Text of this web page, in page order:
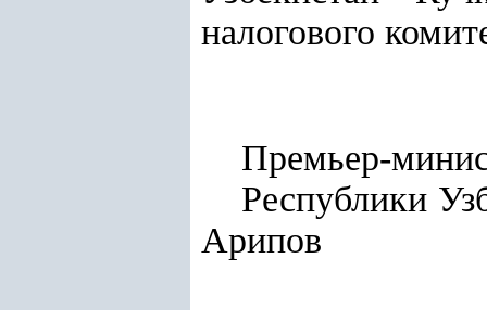
налогового
Премьер-
Арипов